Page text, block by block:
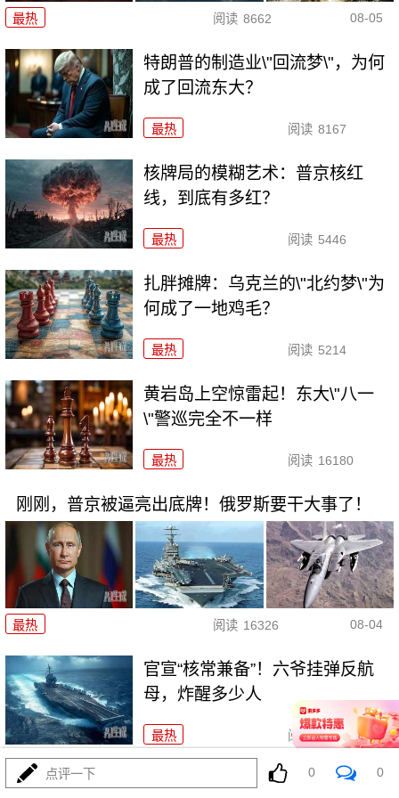
最热 阅读 8662 08-05
特朗普的制造业\"回流梦\"，为何
成了回流东大？
最热 阅读 8167
核牌局的模糊艺术：普京核红
线，到底有多红？
最热 阅读 5446
扎胖摊牌：乌克兰的\"北约梦\"为
何成了一地鸡毛？
最热 阅读 5214
黄岩岛上空惊雷起！东大\"八一
\"警巡完全不一样
最热 阅读 16180
刚刚，普京被逼亮出底牌！俄罗斯要干大事了！
最热 阅读 16326 08-04
官宣“核常兼备”！六爷挂弹反航
母，炸醒多少人
最热 阅读 13099
特朗普一句“珍珠港除外”，撕开美
点评一下 0 0